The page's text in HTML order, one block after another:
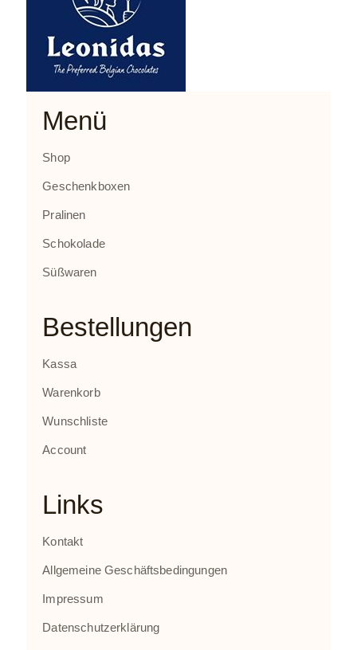
Menü
Shop
Geschenkboxen
Pralinen
Schokolade
Süßwaren
Bestellungen
Kassa
Warenkorb
Wunschliste
Account
Links
Kontakt
Allgemeine Geschäftsbedingungen
Impressum
Datenschutzerklärung